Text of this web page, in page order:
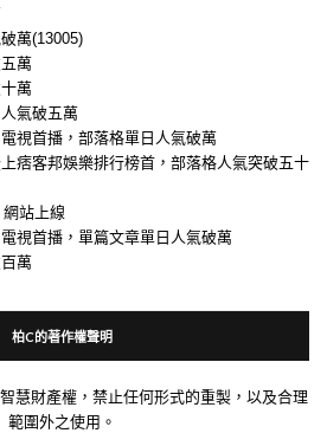
萬(13005)
萬
萬
氣破五萬
視首播，部落格單日人氣破萬
痞客邦娛樂排行榜首，部落格人氣突破五十
站上線
視首播，單篇文章單日人氣破萬
萬
柏C的著作權聲明
慧財產權，禁止任何形式的重製，以及合理
範圍外之使用。